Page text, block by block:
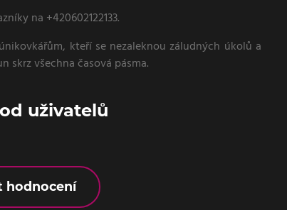
na +420602122133.
kteří se nezaleknou záludných úkolů a
skrz všechna časová pásma.
uživatelů
hodnocení